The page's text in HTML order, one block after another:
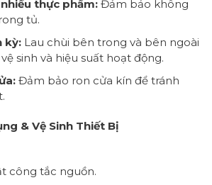
thực phẩm:Đảm bảo không
tủ.
kỳ:Lau chùi bên trong và bên ngoài
sinh và hiệu suất hoạt động.
Đảm bảo ron cửa kín để tránh
& Vệ Sinh Thiết Bị
công tắc nguồn.